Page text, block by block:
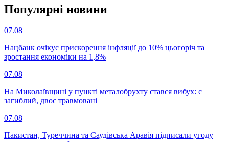
Популярнi новини
07.08
Нацбанк очікує прискорення інфляції до 10% цьогоріч та
зростання економіки на 1,8%
07.08
На Миколаївщині у пункті металобрухту стався вибух: є
загиблий, двоє травмовані
07.08
Пакистан, Туреччина та Саудівська Аравія підписали угоду